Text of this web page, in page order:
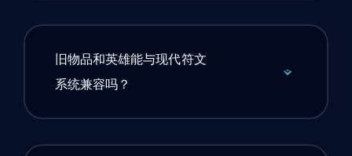
旧物品和英雄能与现代符文
系统兼容吗？